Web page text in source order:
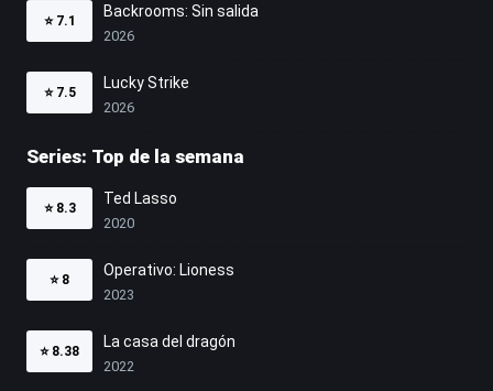
⭐ 7.1
Backrooms: Sin salida
2026
⭐ 7.5
Lucky Strike
2026
Series: Top de la semana
⭐ 8.3
Ted Lasso
2020
⭐ 8
Operativo: Lioness
2023
⭐ 8.38
La casa del dragón
2022